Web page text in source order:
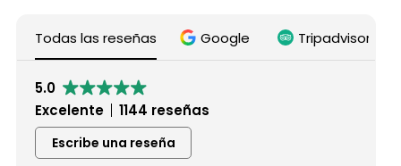
Todas las reseñas Google Tripadvisor
5.0
Excelente
1144 reseñas
Escribe una reseña